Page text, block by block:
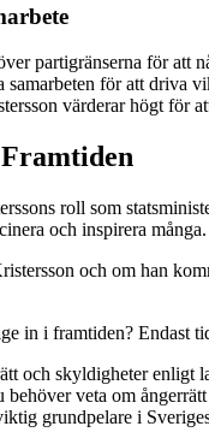
partigränserna för att
för att driva
värderar högt för
roll som
och inspirera många.
och om han
in i framtiden? Endast
och skyldigheter enligt
veta om
grundpelare i